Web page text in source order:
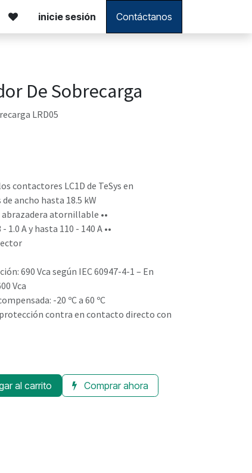
inicie sesión Contáctanos
De Sobrecarga
LRD05
contactores LC1D de TeSys en
ancho hasta 18.5 kW
atornillable ••
1.0 A y hasta 110 - 140 A ••
690 Vca según IEC 60947-4-1 – En
Vca
-20 ºC a 60 ºC
contra en contacto directo con
al carrito Comprar ahora